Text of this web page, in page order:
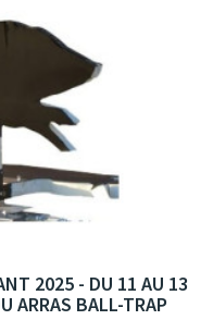
2025 - DU 11 AU 13
ARRAS BALL-TRAP